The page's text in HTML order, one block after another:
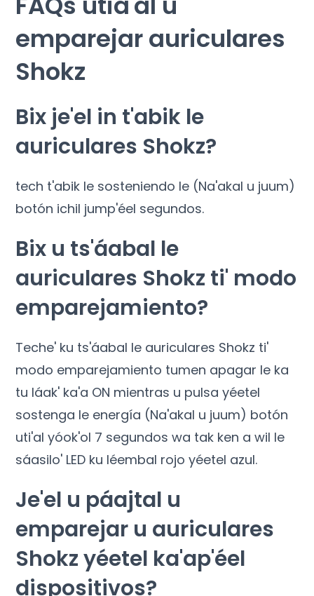
emparejar auriculares
Shokz
Bix je'el in t'abik le
auriculares Shokz?
tech t'abik le sosteniendo le (Na'akal u juum)
botón ichil jump'éel segundos.
Bix u ts'áabal le
auriculares Shokz ti' modo
emparejamiento?
Teche' ku ts'áabal le auriculares Shokz ti'
modo emparejamiento tumen apagar le ka
tu láak' ka'a ON mientras u pulsa yéetel
sostenga le energía (Na'akal u juum) botón
uti'al yóok'ol 7 segundos wa tak ken a wil le
sáasilo' LED ku léembal rojo yéetel azul.
Je'el u páajtal u
emparejar u auriculares
Shokz yéetel ka'ap'éel
dispositivos?